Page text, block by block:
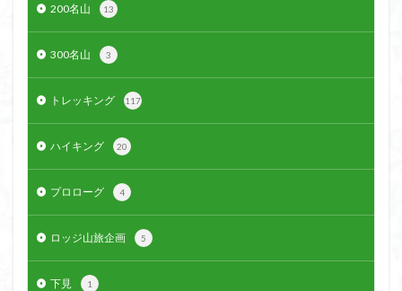
200名山 13
300名山 3
トレッキング 117
ハイキング 20
プロローグ 4
ロッジ山旅企画 5
下見 1